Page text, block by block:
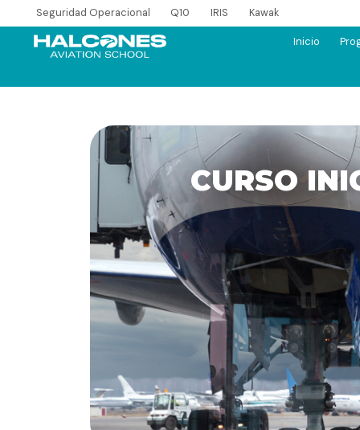
Seguridad Operacional Q10 IRIS Kawak
Inicio
CURSO